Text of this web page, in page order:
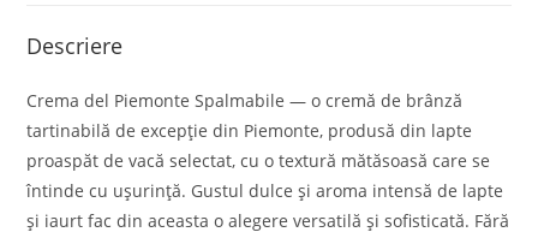
Descriere
Crema del Piemonte Spalmabile — o cremă de brânză
tartinabilă de excepție din Piemonte, produsă din lapte
proaspăt de vacă selectat, cu o textură mătăsoasă care se
întinde cu ușurință. Gustul dulce și aroma intensă de lapte
și iaurt fac din aceasta o alegere versatilă și sofisticată. Fără